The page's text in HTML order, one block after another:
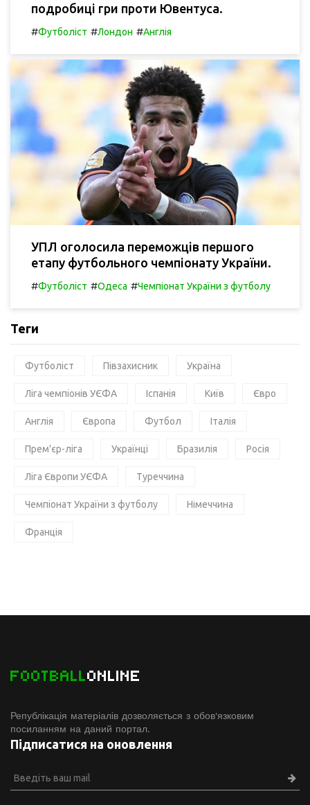
подробиці гри проти Ювентуса.
#Футболіст #Лондон #Англія
УПЛ оголосила переможців першого
етапу футбольного чемпіонату України.
#Футболіст #Одеса #Чемпіонат України з футболу
Теги
Футболіст Півзахисник Україна
Ліга чемпіонів УЄФА Іспанія Київ Євро
Англія Європа Футбол Італія
Прем'єр-ліга Українці Бразилія Росія
Ліга Європи УЄФА Туреччина
Чемпіонат України з футболу Німеччина
Франція
FOOTBALLONLINE
Републікація матеріалів дозволяється з обов'язковим
посиланням на даний портал.
Підписатися на оновлення